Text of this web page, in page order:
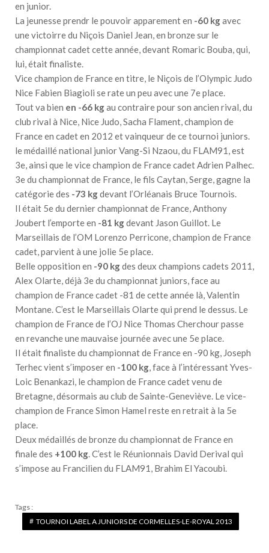
en junior.
La jeunesse prendr le pouvoir apparement en -60 kgavec
une victoirre du Niçois Daniel Jean, en bronze sur le
championnat cadet cette année, devant Romaric Bouba, qui,
lui, était finaliste.
Vice champion de France en titre, le Niçois de l’Olympic Judo
Nice Fabien Biagioli se rate un peu avec une 7e place.
Tout va bien en -66 kgau contraire pour son ancien rival, du
club rival à Nice, Nice Judo, Sacha Flament, champion de
France en cadet en 2012 et vainqueur de ce tournoi juniors.
le médaillé national junior Vang-Si Nzaou, du FLAM91, est
3e, ainsi que le vice champion de France cadet Adrien Palhec.
3e du championnat de France, le fils Caytan, Serge, gagne la
catégorie des -73 kgdevant l’Orléanais Bruce Tournois.
Il était 5e du dernier championnat de France, Anthony
Joubert l’emporte en -81 kgdevant Jason Guillot. Le
Marseillais de l’OM Lorenzo Perricone, champion de France
cadet, parvient à une jolie 5e place.
Belle opposition en -90 kgdes deux champions cadets 2011,
Alex Olarte, déjà 3e du championnat juniors, face au
champion de France cadet -81 de cette année là, Valentin
Montane. C’est le Marseillais Olarte qui prend le dessus. Le
champion de France de l’OJ Nice Thomas Cherchour passe
en revanche une mauvaise journée avec une 5e place.
Il était finaliste du championnat de France en -90 kg, Joseph
Terhec vient s’imposer en -100 kg, face à l’intéressant Yves-
Loic Benankazi, le champion de France cadet venu de
Bretagne, désormais au club de Sainte-Geneviève. Le vice-
champion de France Simon Hamel reste en retrait à la 5e
place.
Deux médaillés de bronze du championnat de France en
finale des +100 kg. C’est le Réunionnais David Derival qui
s’impose au Francilien du FLAM91, Brahim El Yacoubi.
Tags :
TOURNOI LABEL A JUNIORS DE CORMELLES-LE-ROYAL 2013